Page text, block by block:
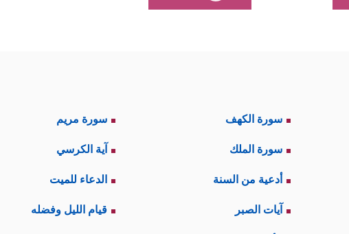
لما رأوه من حظوةٍ ليوسف وأخيه الأصغر عند أبيهم،
أَبَانَا لَفِی ضَلَـٰلࣲ مُّبِینٍ﴾
الضرّ بحكم كونهم عصبة كبارًا.
لارتكاب الجريمة بأبشع صورها
﴿ٱقۡتُلُواْ یُوسُفَ أَوِ ٱطۡرَحُوهُ
ٱلۡجُبِّ یَلۡتَقِطۡهُ بَعۡضُ ٱلسَّیَّارَةِ إِن كُنتُمۡ فَـٰعِلِینَ﴾
لَفِی ضَلَـٰلࣲ مُّبِینٍ﴾
سورة الكهف سورة مريم
سورة الملك آية الكرسي
أدعية من السنة الدعاء للميت
آيات الصبر قيام الليل وفضله